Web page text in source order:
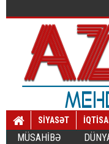
SİYASƏT
MÜSAHİBƏ